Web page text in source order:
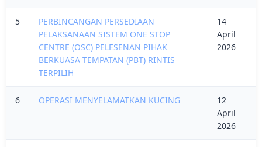
5
PERBINCANGAN PERSEDIAAN
PELAKSANAAN SISTEM ONE STOP
CENTRE (OSC) PELESENAN PIHAK
BERKUASA TEMPATAN (PBT) RINTIS
TERPILIH
14
April
2026
6 OPERASI MENYELAMATKAN KUCING
12
April
2026